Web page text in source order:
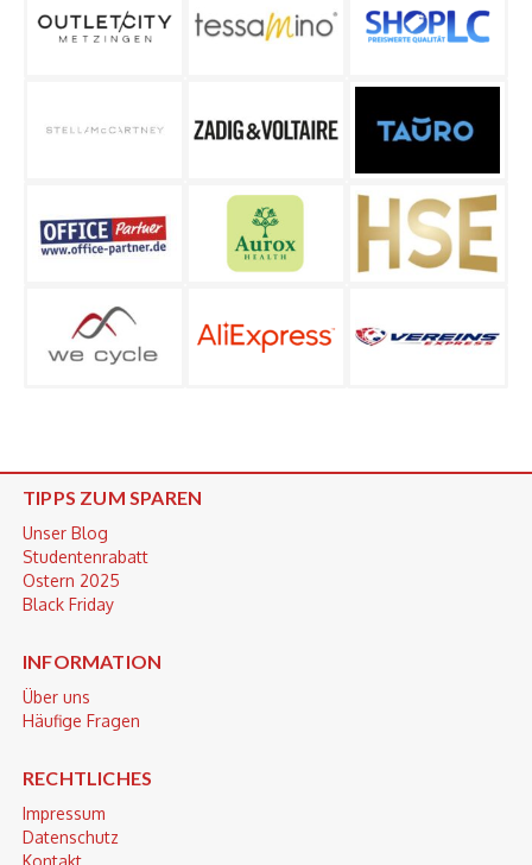
TIPPS ZUM SPAREN
Unser Blog
Studentenrabatt
Ostern 2025
Black Friday
INFORMATION
Über uns
Häufige Fragen
RECHTLICHES
Impressum
Datenschutz
Kontakt